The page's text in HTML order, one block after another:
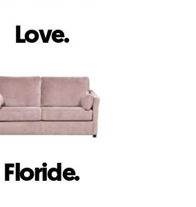
Love.
Floride.